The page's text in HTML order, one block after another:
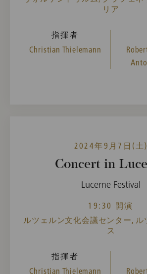
リア
指揮者
Christian Thielemann
2024年9月7日(土)
Concert in
Lucerne Festival
19:30 開演
ルツェルン文化会議センター, ル
ス
指揮者
Christian Thielemann